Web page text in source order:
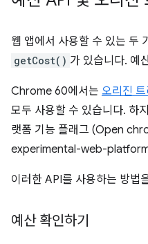
웹 앱에서 사용할 수 있는 두
getCost() 가 있습니다. 예
Chrome 60에서는 오리진
모두 사용할 수 있습니다. 하
랫폼 기능 플래그 (Open
experimental-web-
이러한 API를 사용하는 방법
예산 확인하기